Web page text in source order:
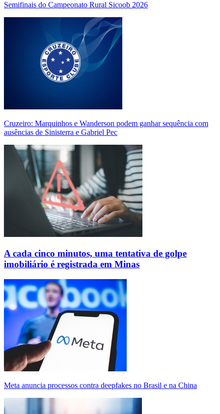
Semifinais do Campeonato Rural Sicoob 2026
Cruzeiro: Marquinhos e Wanderson podem ganhar sequência com
ausências de Sinisterra e Gabriel Pec
A cada cinco minutos, uma tentativa de golpe
imobiliário é registrada em Minas
Meta anuncia processos contra deepfakes no Brasil e na China